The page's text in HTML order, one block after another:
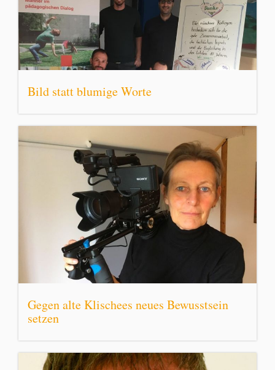
Bild statt blumige Worte
Gegen alte Klischees neues Bewusstsein
setzen